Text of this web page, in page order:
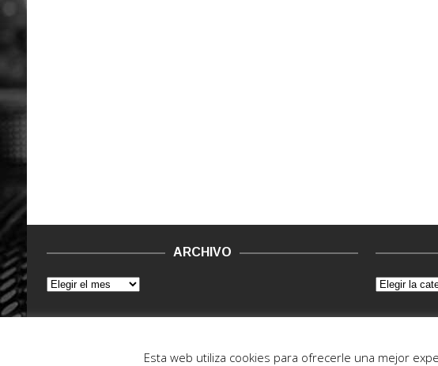
ARCHIVO
Esta web utiliza cookies para ofrecerle una mejor